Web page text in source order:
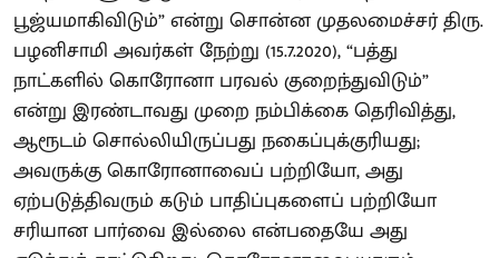
பூஜ்யமாகிவிடும்” என்று சொன்ன முதலமைச்சர் திரு.
பழனிசாமி அவர்கள் நேற்று (15.7.2020), “பத்து
நாட்களில் கொரோனா பரவல் குறைந்துவிடும்”
என்று இரண்டாவது முறை நம்பிக்கை தெரிவித்து,
ஆரூடம் சொல்லியிருப்பது நகைப்புக்குரியது;
அவருக்கு கொரோனாவைப் பற்றியோ, அது
ஏற்படுத்திவரும் கடும் பாதிப்புகளைப் பற்றியோ
சரியான பார்வை இல்லை என்பதையே அது